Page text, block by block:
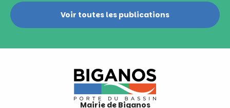
Voir toutes les publications
Mairie de Biganos